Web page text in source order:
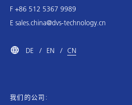
F +86 512 5367 9989
E sales.china@dvs-technology.cn
DE EN CN
我们的公司: